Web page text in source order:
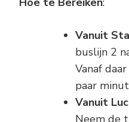
Vanuit
buslijn 2
Vanaf
paar
Vanuit
Neem de